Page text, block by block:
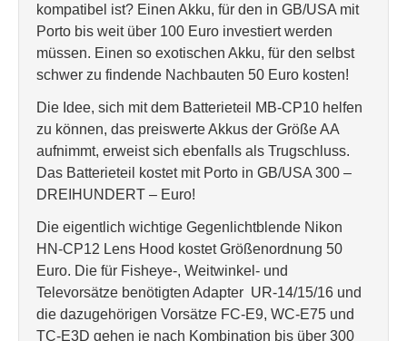
kompatibel ist? Einen Akku, für den in GB/USA mit
Porto bis weit über 100 Euro investiert werden
müssen. Einen so exotischen Akku, für den selbst
schwer zu findende Nachbauten 50 Euro kosten!
Die Idee, sich mit dem Batterieteil MB-CP10 helfen
zu können, das preiswerte Akkus der Größe AA
aufnimmt, erweist sich ebenfalls als Trugschluss.
Das Batterieteil kostet mit Porto in GB/USA 300 –
DREIHUNDERT – Euro!
Die eigentlich wichtige Gegenlichtblende Nikon
HN-CP12 Lens Hood kostet Größenordnung 50
Euro. Die für Fisheye-, Weitwinkel- und
Televorsätze benötigten Adapter UR-14/15/16 und
die dazugehörigen Vorsätze FC-E9, WC-E75 und
TC-E3D gehen je nach Kombination bis über 300